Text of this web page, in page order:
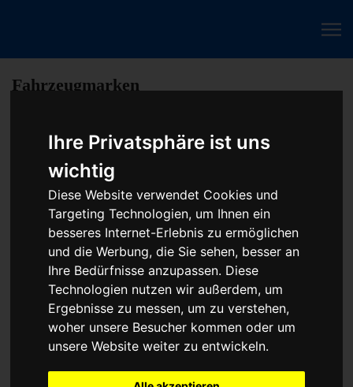
Ihre Privatsphäre ist uns
wichtig
Diese Website verwendet Cookies und
Targeting Technologien, um Ihnen ein
besseres Internet-Erlebnis zu ermöglichen
und die Werbung, die Sie sehen, besser an
Ihre Bedürfnisse anzupassen. Diese
Technologien nutzen wir außerdem, um
Ergebnisse zu messen, um zu verstehen,
woher unsere Besucher kommen oder um
unsere Website weiter zu entwickeln.
Fahrzeugmarken
PKW Chip Tuning Leistungssteigerung oder
Austauschgerät KVA
Unser Betrieb steht für kostengünstige Prüfungen und
Reparaturen von Steuergeräten aller Art, unter anderem von
Motor-Steuergeräten, Airbag-Steuergeräten, ABS-Steuergeräten
uvm. STEUBEL® verfügt dabei über viel Erfahrung und
ausgewiesene Expertise bei PKW-Steuergeräten und
insbesondere Motor-steuergeräte Reparaturen. So ermöglicht
STEUBEL® eine Steuergeräte Reparatur für nahezu aller
Hersteller und Fahrzeugarten - sei es Motorrad oder LKW.
Auch die Reparatur von Heizungssteuerungen oder